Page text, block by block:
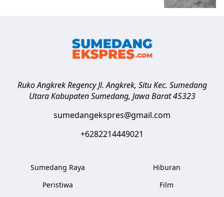
Ruko Angkrek Regency Jl. Angkrek, Situ Kec. Sumedang
Utara Kabupaten Sumedang, Jawa Barat 45323
sumedangekspres@gmail.com
+6282214449021
Sumedang Raya
Peristiwa
Hiburan
Film